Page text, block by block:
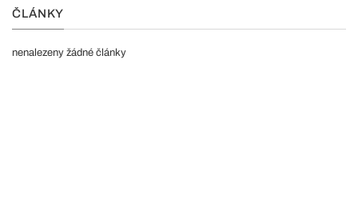
ČLÁNKY
nenalezeny žádné články